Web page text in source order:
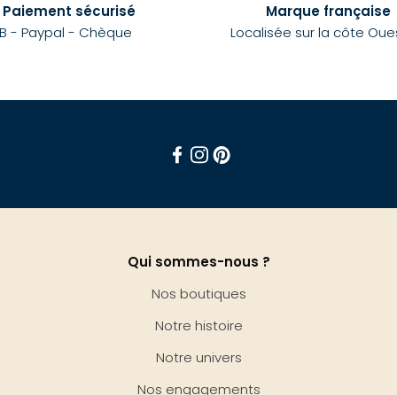
Paiement sécurisé
- Paypal - Chèque
Marque française
Localisée sur la côte
Qui sommes-nous ?
Nos boutiques
Notre histoire
Notre univers
Nos engagements